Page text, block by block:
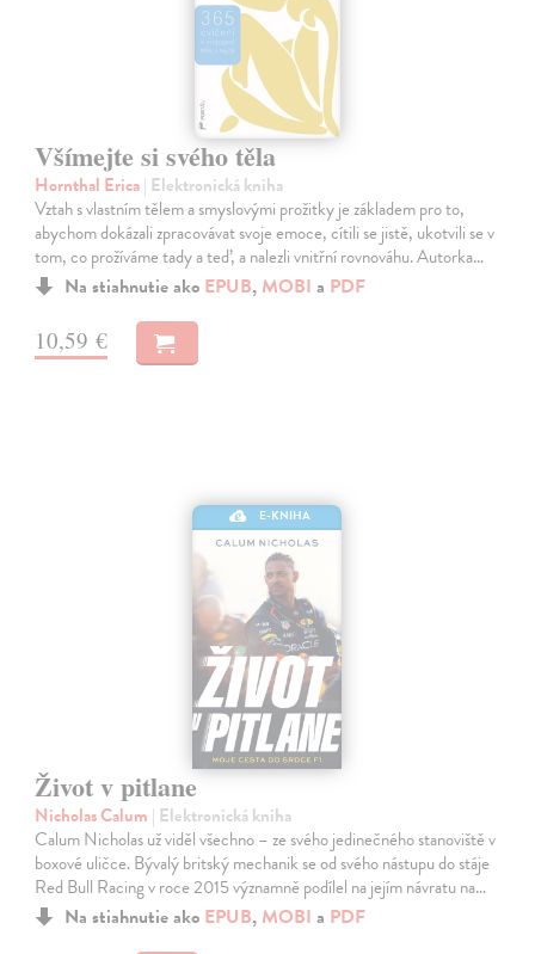
Všímejte si svého těla
Hornthal Erica| Elektronická kniha
Vztah s vlastním tělem a smyslovými prožitky je základem pro to,
abychom dokázali zpracovávat svoje emoce, cítili se jistě, ukotvili se v
tom, co prožíváme tady a teď, a nalezli vnitřní rovnováhu. Autorka…
Na stiahnutie ako EPUB, MOBI a PDF
10,59 €
E-KNIHA
Život v pitlane
Nicholas Calum | Elektronická kniha
Calum Nicholas už viděl všechno – ze svého jedinečného stanoviště v
boxové uličce. Bývalý britský mechanik se od svého nástupu do stáje
Red Bull Racing v roce 2015 významně podílel na jejím návratu na…
Na stiahnutie ako EPUB, MOBI a PDF